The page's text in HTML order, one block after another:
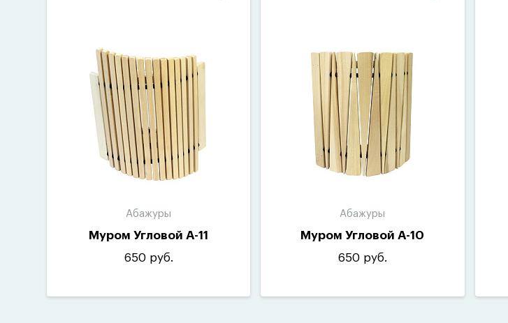
Абажуры
Муром Угловой А-11
650 руб.
Абажуры
Муром Угловой А-10
650 руб.